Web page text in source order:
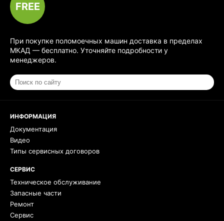
FREE
При покупке поломоечных машин доставка в пределах
МКАД — бесплатно. Уточняйте подробности у
менеджеров.
ИНФОРМАЦИЯ
Документация
Видео
Типы сервисных договоров
СЕРВИС
Техническое обслуживание
Запасные части
Ремонт
Сервис